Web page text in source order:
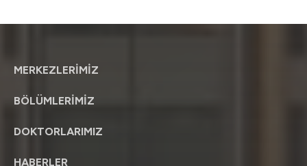
MERKEZLERİMİZ
BÖLÜMLERİMİZ
DOKTORLARIMIZ
HABERLER